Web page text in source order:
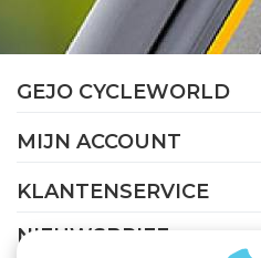
GEJO CYCLEWORLD
MIJN ACCOUNT
KLANTENSERVICE
NIEUWSBRIEF